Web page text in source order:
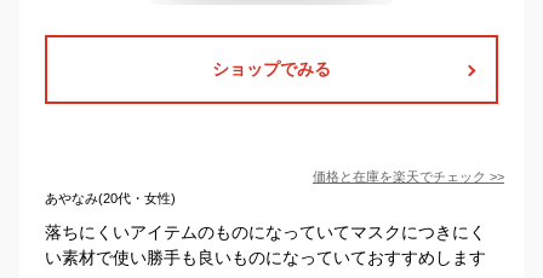
ショップでみる
価格と在庫を楽天でチェック >>
あやなみ(20代・女性)
落ちにくいアイテムのものになっていてマスクにつきにく
い素材で使い勝手も良いものになっていておすすめします